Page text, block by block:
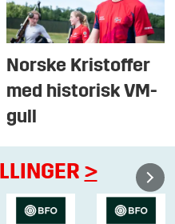
Norske Kristoffer
med historisk VM-
gull
>